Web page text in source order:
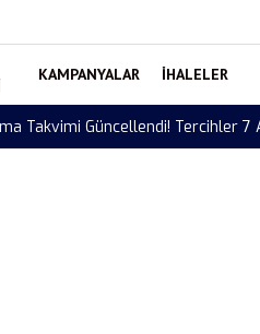
KAMPANYALAR İHALELER
7 Ağustos’ta Başlıyor